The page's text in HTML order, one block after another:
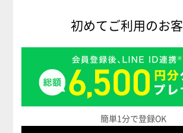
初めてご利用のお
簡単1分で登録OK